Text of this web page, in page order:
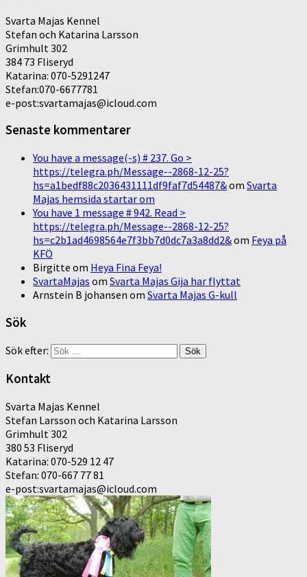
Svarta Majas Kennel
Stefan och Katarina Larsson
Grimhult 302
384 73 Fliseryd
Katarina: 070-5291247
Stefan:070-6677781
e-post:svartamajas@icloud.com
Senaste kommentarer
You have a message(-s) # 237. Go >
https://telegra.ph/Message--2868-12-25?
hs=a1bedf88c2036431111df9faf7d54487&om Svarta
Majas hemsida startar om
You have 1 message # 942. Read >
https://telegra.ph/Message--2868-12-25?
hs=c2b1ad4698564e7f3bb7d0dc7a3a8dd2&om Feya på
KFÖ
Birgitte om Heya Fina Feya!
SvartaMajas om Svarta Majas Gija har flyttat
Arnstein B johansen om Svarta Majas G-kull
Sök
Sök efter:
Kontakt
Svarta Majas Kennel
Stefan Larsson och Katarina Larsson
Grimhult 302
380 53 Fliseryd
Katarina: 070-529 12 47
Stefan: 070-667 77 81
e-post:svartamajas@icloud.com